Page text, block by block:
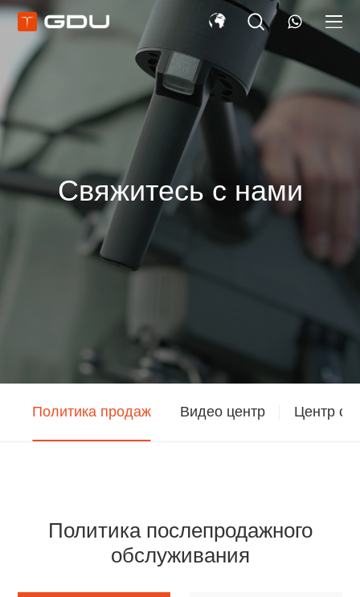
Свяжитесь с нами
Политика продаж Видео центр Центр
Политика послепродажного
обслуживания